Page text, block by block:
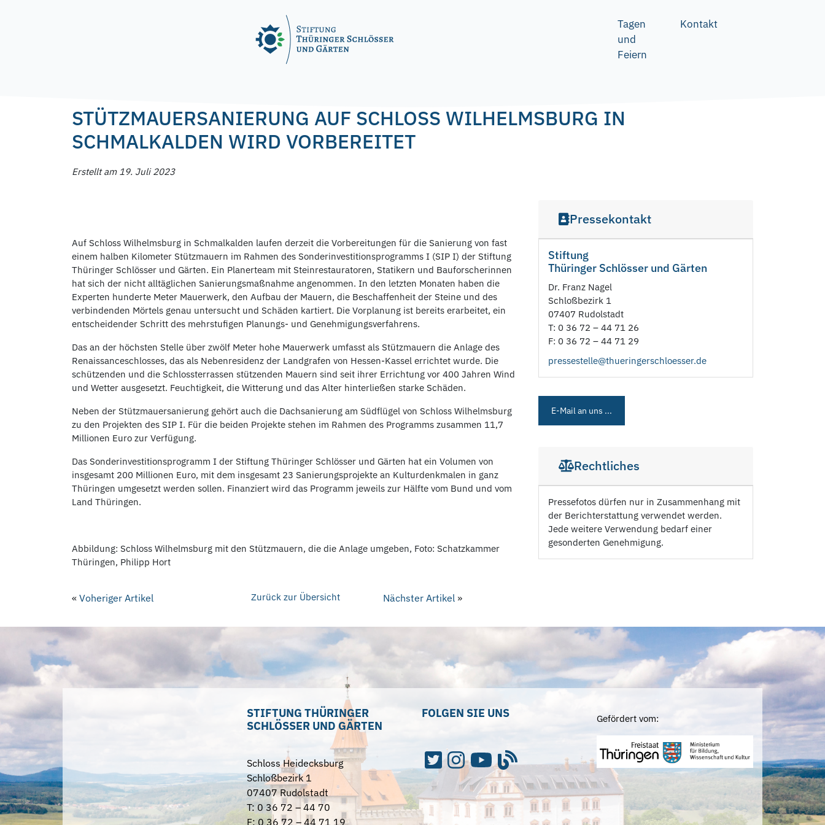
Tagen
und
Feiern
Kontakt
STÜTZMAUERSANIERUNG AUF SCHLOSS WILHELMSBURG IN
SCHMALKALDEN WIRD VORBEREITET
Erstellt am 19. Juli 2023
Auf Schloss Wilhelmsburg in Schmalkalden laufen derzeit die Vorbereitungen für die Sanierung von fast
einem halben Kilometer Stützmauern im Rahmen des Sonderinvestitionsprogramms I (SIP I) der Stiftung
Thüringer Schlösser und Gärten. Ein Planerteam mit Steinrestauratoren, Statikern und Bauforscherinnen
hat sich der nicht alltäglichen Sanierungsmaßnahme angenommen. In den letzten Monaten haben die
Experten hunderte Meter Mauerwerk, den Aufbau der Mauern, die Beschaffenheit der Steine und des
verbindenden Mörtels genau untersucht und Schäden kartiert. Die Vorplanung ist bereits erarbeitet, ein
entscheidender Schritt des mehrstufigen Planungs- und Genehmigungsverfahrens.
Das an der höchsten Stelle über zwölf Meter hohe Mauerwerk umfasst als Stützmauern die Anlage des
Renaissanceschlosses, das als Nebenresidenz der Landgrafen von Hessen-Kassel errichtet wurde. Die
schützenden und die Schlossterrassen stützenden Mauern sind seit ihrer Errichtung vor 400 Jahren Wind
und Wetter ausgesetzt. Feuchtigkeit, die Witterung und das Alter hinterließen starke Schäden.
Neben der Stützmauersanierung gehört auch die Dachsanierung am Südflügel von Schloss Wilhelmsburg
zu den Projekten des SIP I. Für die beiden Projekte stehen im Rahmen des Programms zusammen 11,7
Millionen Euro zur Verfügung.
Das Sonderinvestitionsprogramm I der Stiftung Thüringer Schlösser und Gärten hat ein Volumen von
insgesamt 200 Millionen Euro, mit dem insgesamt 23 Sanierungsprojekte an Kulturdenkmalen in ganz
Thüringen umgesetzt werden sollen. Finanziert wird das Programm jeweils zur Hälfte vom Bund und vom
Land Thüringen.
Abbildung: Schloss Wilhelmsburg mit den Stützmauern, die die Anlage umgeben, Foto: Schatzkammer
Thüringen, Philipp Hort
« Voheriger Artikel Zurück zur Übersicht Nächster Artikel»
Pressekontakt
Stiftung
Thüringer Schlösser und Gärten
Dr. Franz Nagel
Schloßbezirk 1
07407 Rudolstadt
T: 0 36 72 – 44 71 26
F: 0 36 72 – 44 71 29
pressestelle@thueringerschloesser.de
E-Mail an uns ...
Rechtliches
Pressefotos dürfen nur in Zusammenhang mit
der Berichterstattung verwendet werden.
Jede weitere Verwendung bedarf einer
gesonderten Genehmigung.
STIFTUNG THÜRINGER
SCHLÖSSER UND GÄRTEN
Schloss Heidecksburg
Schloßbezirk 1
07407 Rudolstadt
T: 0 36 72 – 44 70
F: 0 36 72 – 44 71 19
FOLGEN SIE UNS Gefördert vom: